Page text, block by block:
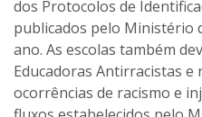
dos Protocolos de
publicados pelo Ministério
ano. As escolas também
Educadoras Antirracistas
ocorrências de racismo e